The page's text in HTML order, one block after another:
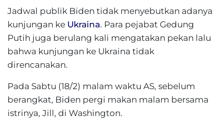
Jadwal publik Biden tidak menyebutkan adanya
kunjungan ke Ukraina. Para pejabat Gedung
Putih juga berulang kali mengatakan pekan lalu
bahwa kunjungan ke Ukraina tidak
direncanakan.
Pada Sabtu (18/2) malam waktu AS, sebelum
berangkat, Biden pergi makan malam bersama
istrinya, Jill, di Washington.